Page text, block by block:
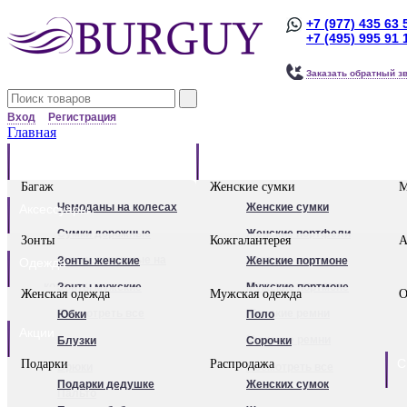
+7 (977) 435 63
+7 (495) 995 91
Заказать обратный
Вход Регистрация
Главная
Багаж
Чемоданы на колесах
Сумки дорожные
Сумки дорожные на
колесах.
Сумки - тележки
хозяйственные
Бьюти - кейсы
Кейс-пилоты
Женские сумки
Женские сумки
Женские портфели
Клатчи
Женские рюкзаки
Посмотреть все
Аксессуары
Зонты
Зонты женские
Зонты мужские
Посмотреть все
Кожгалантерея
Женские портмоне
Мужские портмоне
Женские ремни
Мужские ремни
Обложки для
автодокументов
Одежда
Женская одежда
Юбки
Блузки
Брюки
Пальто
Мужская одежда
Поло
Сорочки
Посмотреть все
Подарки
Подарки дедушке
Распродажа
Женских сумок